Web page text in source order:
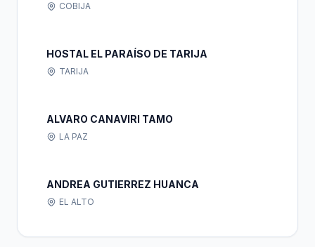
COBIJA
HOSTAL EL PARAÍSO DE TARIJA
TARIJA
ALVARO CANAVIRI TAMO
LA PAZ
ANDREA GUTIERREZ HUANCA
EL ALTO